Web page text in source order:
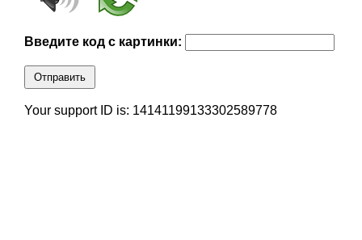
Введите код с картинки:
Отправить
Your support ID is: 14141199133302589778